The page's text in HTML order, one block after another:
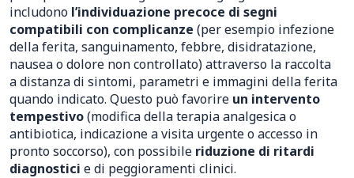
includono l’individuazione precoce di segni
compatibili con complicanze (per esempio infezione
della ferita, sanguinamento, febbre, disidratazione,
nausea o dolore non controllato) attraverso la raccolta
a distanza di sintomi, parametri e immagini della ferita
quando indicato. Questo può favorire un intervento
tempestivo(modifica della terapia analgesica o
antibiotica, indicazione a visita urgente o accesso in
pronto soccorso), con possibile riduzione di ritardi
diagnostici e di peggioramenti clinici.